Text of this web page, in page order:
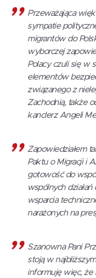
Przeważająca
sympatie
migrantów do
wyborczej
Polacy czuli się w
elementów
związanego z
Zachodnią, także
kanclerz Angeli
Zapowiedziałem
Paktu o Migracji i
gotowość do
wspólnych
wsparcia
narażonych na
Szanowna Pani
stoją w
informuję więc, że